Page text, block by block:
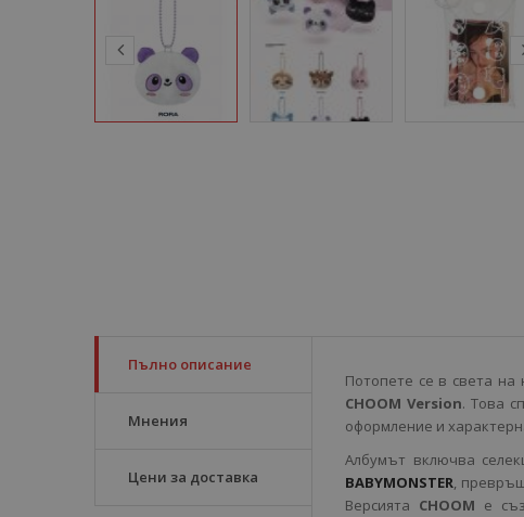
Пълно описание
Мнения
Цени за доставка
Потопете се в света на
CHOOM Version. Това
оформление и
Албумът включва
BABYMONSTER,
Версията CHOOM е